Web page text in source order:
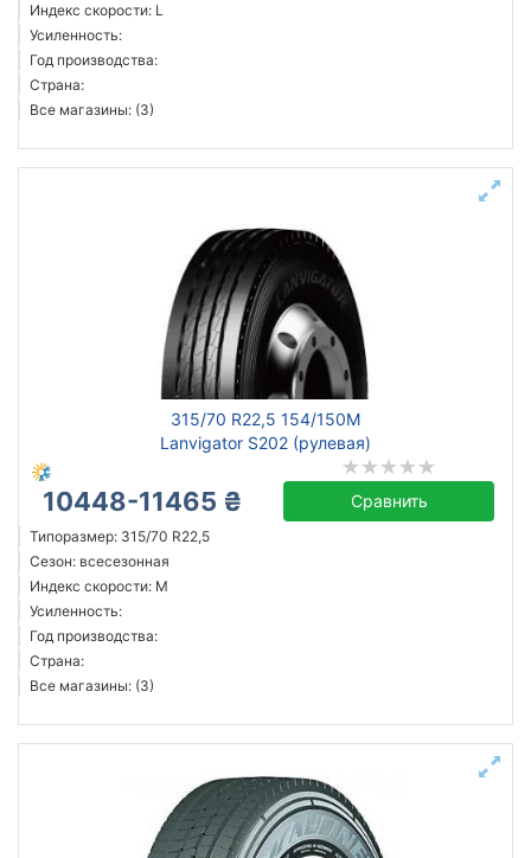
Индекс скорости: L
Усиленность:
Год производства:
Страна:
Все магазины: (3)
315/70 R22,5 154/150M
Lanvigator S202 (рулевая)
10448-11465 ₴ Сравнить
Типоразмер: 315/70 R22,5
Сезон: всесезонная
Индекс скорости: M
Усиленность:
Год производства:
Страна:
Все магазины: (3)